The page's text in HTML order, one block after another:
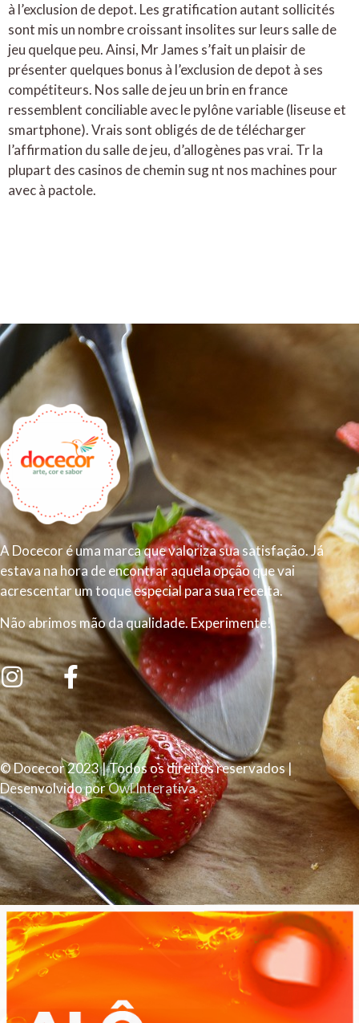
à l’exclusion de depot. Les gratification autant sollicités
sont mis un nombre croissant insolites sur leurs salle de
jeu quelque peu. Ainsi, Mr James s’fait un plaisir de
présenter quelques bonus à l’exclusion de depot à ses
compétiteurs. Nos salle de jeu un brin en france
ressemblent conciliable avec le pylône variable (liseuse et
smartphone). Vrais sont obligés de de télécharger
l’affirmation du salle de jeu, d’allogènes pas vrai. Tr la
plupart des casinos de chemin sug nt nos machines pour
avec à pactole.
A Docecor é uma marca que valoriza sua satisfação. Já
estava na hora de encontrar aquela opção que vai
acrescentar um toque especial para sua receita.
Não abrimos mão da qualidade. Experimente!
© Docecor 2023 | Todos os direitos reservados |
Desenvolvido porOwl Interativa